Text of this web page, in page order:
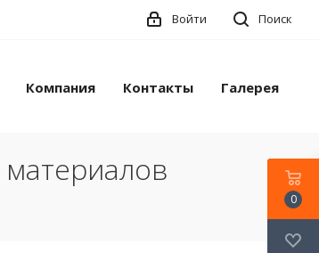
Поиск
Войти
Компания Контакты Галерея
0